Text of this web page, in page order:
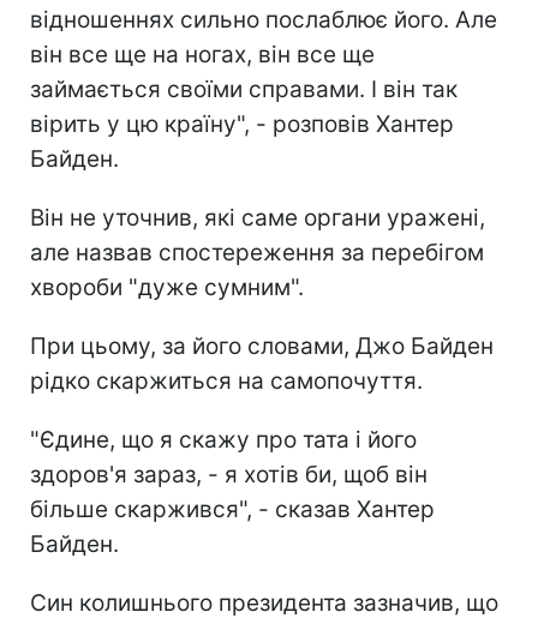
відношеннях сильно послаблює його. Але
він все ще на ногах, він все ще
займається своїми справами. І він так
вірить у цю країну", - розповів Хантер
Байден.
Він не уточнив, які саме органи уражені,
але назвав спостереження за перебігом
хвороби "дуже сумним".
При цьому, за його словами, Джо Байден
рідко скаржиться на самопочуття.
"Єдине, що я скажу про тата і його
здоров'я зараз, - я хотів би, щоб він
більше скаржився", - сказав Хантер
Байден.
Син колишнього президента зазначив, що